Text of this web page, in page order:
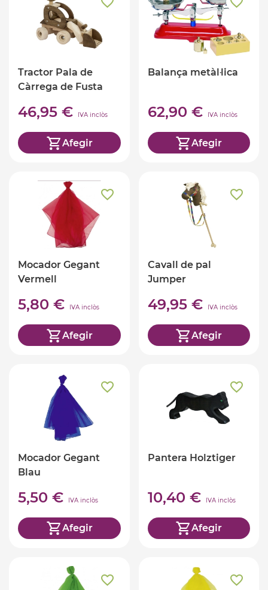
Tractor Pala de
Càrrega de Fusta
46,95 € IVA inclòs
Afegir
Balança metàl·lica
62,90 € IVA inclòs
Afegir
Mocador Gegant
Vermell
5,80 € IVA inclòs
Afegir
Cavall de pal
Jumper
49,95 € IVA inclòs
Afegir
Mocador Gegant
Blau
5,50 € IVA inclòs
Afegir
Pantera Holztiger
10,40 € IVA inclòs
Afegir